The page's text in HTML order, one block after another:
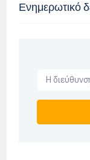
Ενημερωτικό